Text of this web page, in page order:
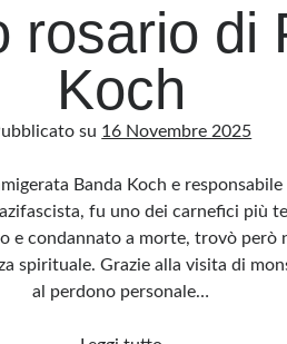
rosario di
Koch
su 16 Novembre 2025
Banda Koch e
fu uno dei carnefici più
e condannato a morte, trovò però
spirituale. Grazie alla visita di
al perdono personale…